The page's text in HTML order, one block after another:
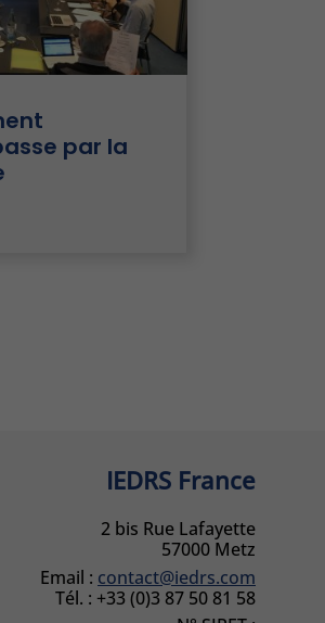
par la
IEDRS France
2 bis Rue Lafayette
57000 Metz
Email : contact@iedrs.com
Tél. : +33 (0)3 87 50 81 58